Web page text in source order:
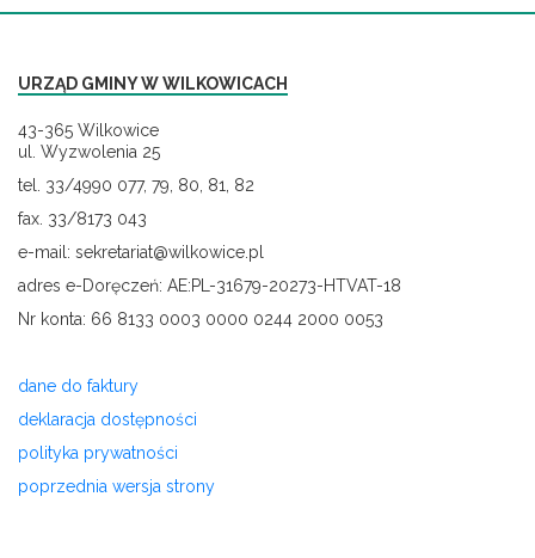
URZĄD GMINY W WILKOWICACH
43-365 Wilkowice
ul. Wyzwolenia 25
tel. 33/4990 077, 79, 80, 81, 82
fax. 33/8173 043
e-mail: sekretariat@wilkowice.pl
adres e-Doręczeń: AE:PL-31679-20273-HTVAT-18
Nr konta: 66 8133 0003 0000 0244 2000 0053
dane do faktury
deklaracja dostępności
polityka prywatności
poprzednia wersja strony